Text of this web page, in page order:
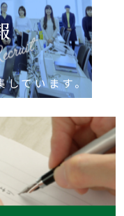
ています。